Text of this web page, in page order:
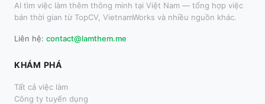
AI tìm việc làm thêm thông minh tại Việt Nam — tổng hợp việc
bán thời gian từ TopCV, VietnamWorks và nhiều nguồn khác.
Liên hệ: contact@lamthem.me
KHÁM PHÁ
Tất cả việc làm
Công ty tuyển dụng